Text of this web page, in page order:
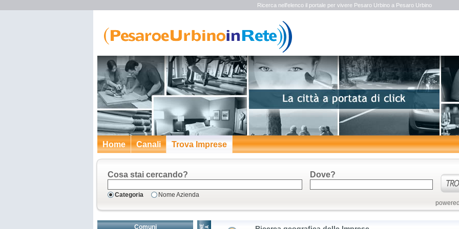
Ricerca nell'elenco il portale per vivere Pesaro Urbino a Pesaro Urbino
Home Canali Trova Imprese
Cosa stai cercando?
Categoria Nome Azienda
Dove?
Comuni